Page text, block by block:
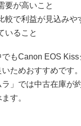
要が高いこと
較で利益が見込みや
いること
でもCanon EOS
ためおすすめです
ラ」では中古在庫が
す。